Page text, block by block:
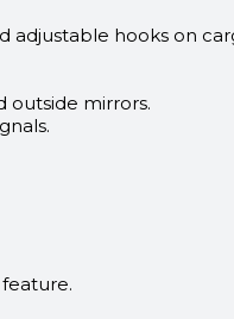
adjustable hooks on
outside mirrors.